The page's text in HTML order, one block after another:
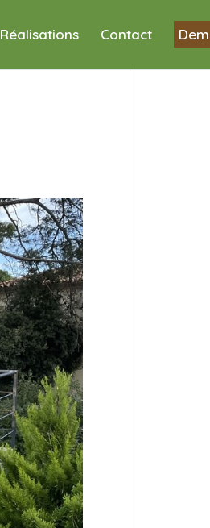
Réalisations Contact